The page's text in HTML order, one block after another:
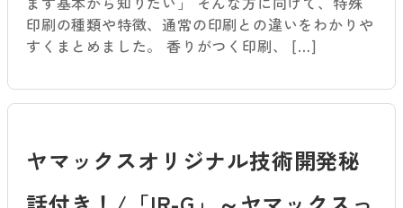
印刷の種類や特徴、通常の印刷との違いをわかりや
すくまとめました。 香りがつく印刷、 […]
ヤマックスオリジナル技術開発秘